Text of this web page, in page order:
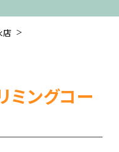
店
ミングコー